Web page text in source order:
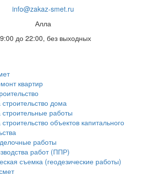
info@zakaz-smet.ru
Алла
до 22:00, без выходных
квартир
дома
работы
объектов капитального
работы
работ (ППР)
съемка (геодезические работы)